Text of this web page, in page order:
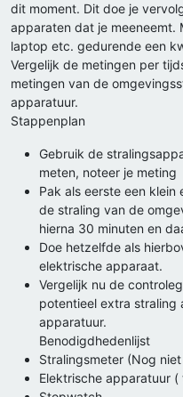
dit moment. Dit doe je
apparaten dat je meeneemt.
laptop etc. gedurende een
Vergelijk de metingen per
metingen van de
apparatuur.
Stappenplan
Gebruik de
meten, noteer je meting
Pak als eerste een
de straling van de
hierna 30 minuten en
Doe hetzelfde als
elektrische apparaat.
Vergelijk nu de
potentieel extra straling
apparatuur.
Benodigdhedenlijst
Stralingsmeter (Nog
Elektrische apparatuur